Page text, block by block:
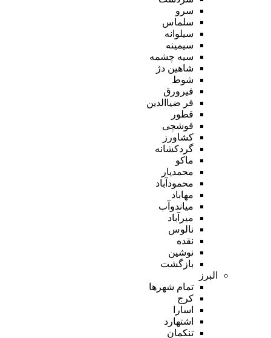
سرو
سلماس
سیلوانه
سیمینه
سیه چشمه
شاهین دژ
شوط
فیرورق
قر ضیاالدین
قطور
قوشچی
کشاورز
گردکشانه
ماکو
محمدیار
محمودآباد
مهاباد
میاندوآب
میرآباد
نالوس
نقده
نوشین
بازگشت
البرز
تمام شهر‌ها
کرج
اسارا
اشتهارد
تنکمان